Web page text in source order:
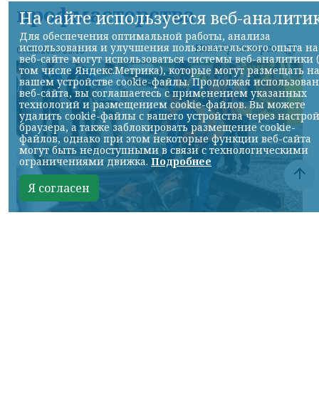
профмастерства
07.08.2026 22:13 НИА-Красноярск
На сайте используется веб-
Для обеспечения оптимальной работы, анализа
использования и улучшения пользовательского опыта на
веб-сайте могут использоваться системы веб-аналитики
том числе Яндекс.Метрика), которые могут размещать на
вашем устройстве cookie-файлы. Продолжая
веб-сайта, вы соглашаетесь с применением указанных
технологий и размещением cookie-файлов. Вы можете
удалить cookie-файлы с вашего устройства через
браузера, а также заблокировать размещение cookie-
файлов, однако при этом некоторые функции веб-сайта
могут быть недоступными в связи с технологическими
ограничениями движка. Подробнее
Я согласен